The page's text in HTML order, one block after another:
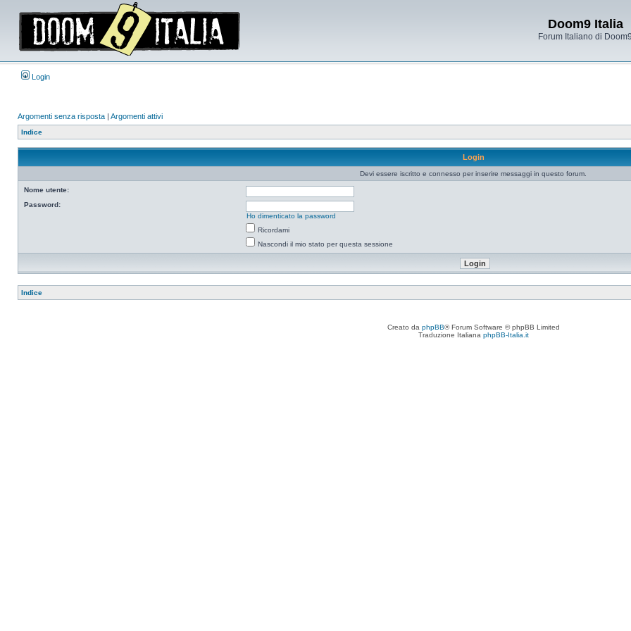
Doom9 Italia
Forum Italiano di Doom9
Login
Argomenti senza risposta | Argomenti attivi
Indice
Login
Devi essere iscritto e connesso per inserire messaggi in questo forum.
Nome utente:
Password:
Ho dimenticato la password
Ricordami
Nascondi il mio stato per questa sessione
Indice
Creato da phpBB® Forum Software © phpBB Limited
Traduzione Italiana phpBB-Italia.it